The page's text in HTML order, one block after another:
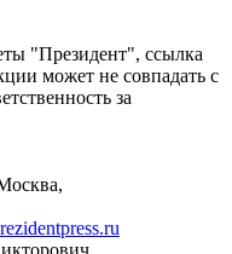
"Президент", ссылка
может не совпадать с
за